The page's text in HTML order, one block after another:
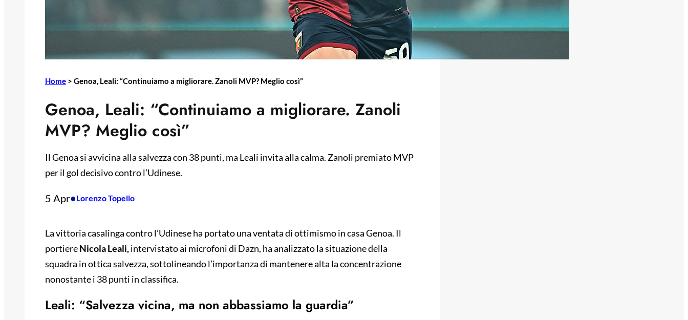
Home > Genoa, Leali: “Continuiamo a migliorare. Zanoli MVP? Meglio così”
Genoa, Leali: “Continuiamo a migliorare. Zanoli
MVP? Meglio così”
Il Genoa si avvicina alla salvezza con 38 punti, ma Leali invita alla calma. Zanoli premiato MVP
per il gol decisivo contro l’Udinese.
5 Apr•Lorenzo Topello
La vittoria casalinga contro l’Udinese ha portato una ventata di ottimismo in casa Genoa. Il
portiereNicola Leali,intervistato ai microfoni di Dazn, ha analizzato la situazione della
squadra in ottica salvezza, sottolineando l’importanza di mantenere alta la concentrazione
nonostante i 38 punti in classifica.
Leali: “Salvezza vicina, ma non abbassiamo la guardia”